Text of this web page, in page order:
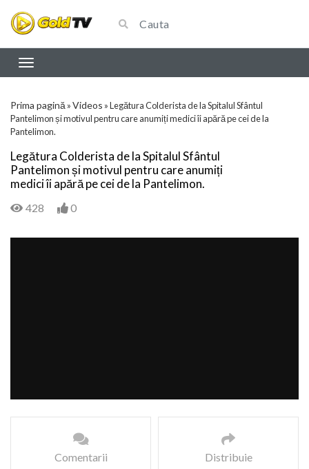
Prima pagină »Videos »Legătura Colderista de la Spitalul Sfântul
Pantelimon și motivul pentru care anumiți medici îi apără pe cei de la
Pantelimon.
Legătura Colderista de la Spitalul Sfântul
Pantelimon și motivul pentru care anumiți
medici îi apără pe cei de la Pantelimon.
428 0
Comentarii Distribuie